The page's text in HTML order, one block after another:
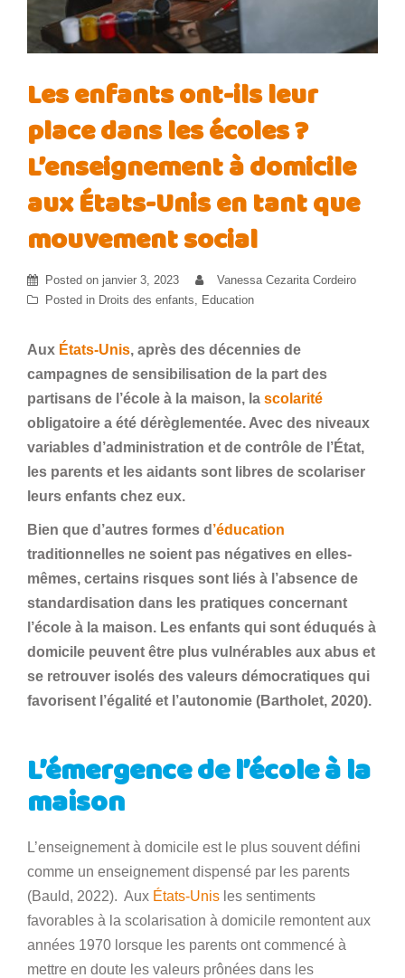
Les enfants ont-ils leur
place dans les écoles ?
L’enseignement à domicile
aux États-Unis en tant que
mouvement social
Posted on janvier 3, 2023
Vanessa Cezarita Cordeiro
Posted in Droits des enfants Education
Aux États-Unis, après des décennies de
campagnes de sensibilisation de la part des
partisans de l’école à la maison, la scolarité
obligatoire a été dérèglementée. Avec des niveaux
variables d’administration et de contrôle de l’État,
les parents et les aidants sont libres de scolariser
leurs enfants chez eux.
Bien que d’autres formes d ’éducation
traditionnelles ne soient pas négatives en elles-
mêmes, certains risques sont liés à l’absence de
standardisation dans les pratiques concernant
l’école à la maison. Les enfants qui sont éduqués à
domicile peuvent être plus vulnérables aux abus et
se retrouver isolés des valeurs démocratiques qui
favorisent l’égalité et l’autonomie (Bartholet, 2020).
L’émergence de l’école à la
maison
L’enseignement à domicile est le plus souvent défini
comme un enseignement dispensé par les parents
(Bauld, 2022). Aux États-Unis les sentiments
favorables à la scolarisation à domicile remontent aux
années 1970 lorsque les parents ont commencé à
mettre en doute les valeurs prônées dans les